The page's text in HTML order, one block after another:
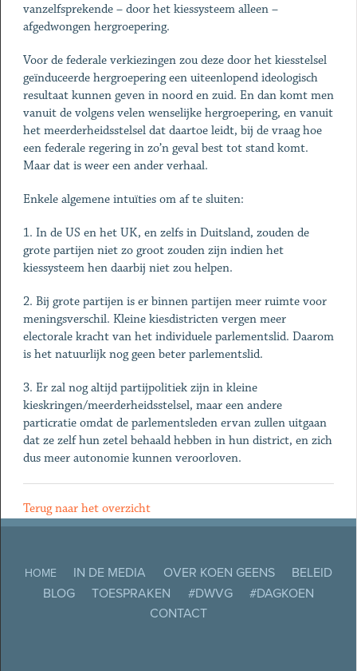
vanzelfsprekende – door het kiessysteem alleen –
afgedwongen hergroepering.
Voor de federale verkiezingen zou deze door het kiesstelsel
geïnduceerde hergroepering een uiteenlopend ideologisch
resultaat kunnen geven in noord en zuid. En dan komt men
vanuit de volgens velen wenselijke hergroepering, en vanuit
het meerderheidsstelsel dat daartoe leidt, bij de vraag hoe
een federale regering in zo’n geval best tot stand komt.
Maar dat is weer een ander verhaal.
Enkele algemene intuïties om af te sluiten:
1. In de US en het UK, en zelfs in Duitsland, zouden de
grote partijen niet zo groot zouden zijn indien het
kiessysteem hen daarbij niet zou helpen.
2. Bij grote partijen is er binnen partijen meer ruimte voor
meningsverschil. Kleine kiesdistricten vergen meer
electorale kracht van het individuele parlementslid. Daarom
is het natuurlijk nog geen beter parlementslid.
3. Er zal nog altijd partijpolitiek zijn in kleine
kieskringen/meerderheidsstelsel, maar een andere
particratie omdat de parlementsleden ervan zullen uitgaan
dat ze zelf hun zetel behaald hebben in hun district, en zich
dus meer autonomie kunnen veroorloven.
Terug naar het overzicht
HOME IN DE MEDIA OVER KOEN GEENS
BELEID
BLOG
TOESPRAKEN #DWVG
#DAGKOEN
CONTACT